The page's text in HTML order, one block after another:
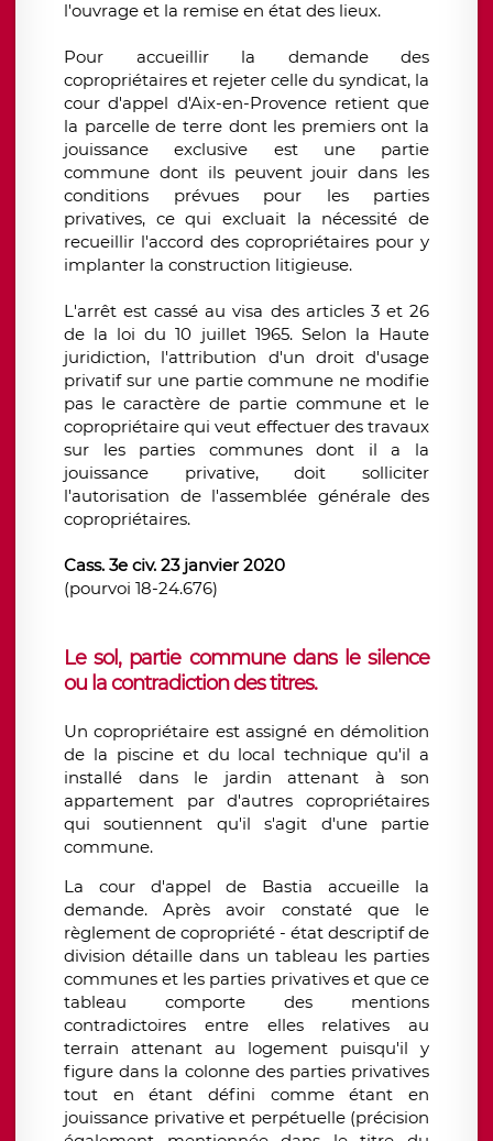
l'ouvrage et la remise en état des lieux.
Pour accueillir la demande des
copropriétaires et rejeter celle du syndicat, la
cour d'appel d'Aix-en-Provence retient que
la parcelle de terre dont les premiers ont la
jouissance exclusive est une partie
commune dont ils peuvent jouir dans les
conditions prévues pour les parties
privatives, ce qui excluait la nécessité de
recueillir l'accord des copropriétaires pour y
implanter la construction litigieuse.
L'arrêt est cassé au visa des articles 3 et 26
de la loi du 10 juillet 1965. Selon la Haute
juridiction, l'attribution d'un droit d'usage
privatif sur une partie commune ne modifie
pas le caractère de partie commune et le
copropriétaire qui veut effectuer des travaux
sur les parties communes dont il a la
jouissance privative, doit solliciter
l'autorisation de l'assemblée générale des
copropriétaires.
Cass. 3e civ. 23 janvier 2020
(pourvoi 18-24.676)
Le sol, partie commune dans le silence
ou la contradiction des titres.
Un copropriétaire est assigné en démolition
de la piscine et du local technique qu'il a
installé dans le jardin attenant à son
appartement par d'autres copropriétaires
qui soutiennent qu'il s'agit d'une partie
commune.
La cour d'appel de Bastia accueille la
demande. Après avoir constaté que le
règlement de copropriété - état descriptif de
division détaille dans un tableau les parties
communes et les parties privatives et que ce
tableau comporte des mentions
contradictoires entre elles relatives au
terrain attenant au logement puisqu'il y
figure dans la colonne des parties privatives
tout en étant défini comme étant en
jouissance privative et perpétuelle (précision